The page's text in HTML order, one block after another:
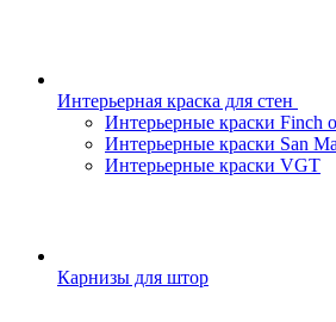
Интерьерная краска для стен
Интерьерные краски Finch
Интерьерные краски San
Интерьерные краски VGT
Карнизы для штор